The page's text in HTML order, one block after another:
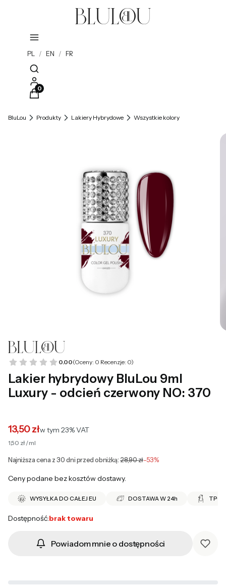
PL / EN / FR
Otwórz wyszukiwarkę
Produkty w koszyku: 0. Zobacz szczegóły
BluLou Produkty Lakiery Hybrydowe Wszystkie kolory
0.00(Oceny: 0 Recenzje: 0)
Lakier hybrydowy BluLou 9ml
Luxury - odcień czerwony NO: 370
13,50 złw tym 23% VAT
w tym 23%VAT
1,50 zł / ml
Najniższa cena z 30 dni przed obniżką: 28,90 zł-53%
Ceny podane bez kosztów dostawy.
WYSYŁKA DO CAŁEJ EU DOSTAWA W 24h TPO
Dostępność:brak towaru
Powiadom mnie o dostępności